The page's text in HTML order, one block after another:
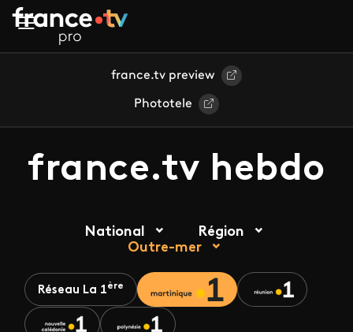
Aller au contenu principal
france.tv preview
Phototele
france.tv hebdo
National
Région
Outre-mer
Réseau La 1ère